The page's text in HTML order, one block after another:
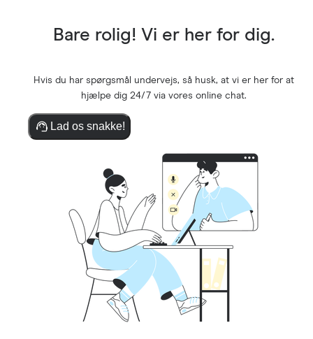
Bare rolig! Vi er her for dig.
Hvis du har spørgsmål undervejs, så husk, at vi er her for at
hjælpe dig 24/7 via vores online chat.
Lad os snakke!